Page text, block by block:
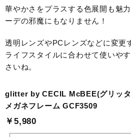
華やかさをプラスする色展開も魅
ーデの邪魔にもなりません！
透明レンズやPCレンズなどに変更
ライフスタイルに合わせて使いや
さいね。
glitter by CECIL McBEE(グリッ
メガネフレーム GCF3509
￥5,980